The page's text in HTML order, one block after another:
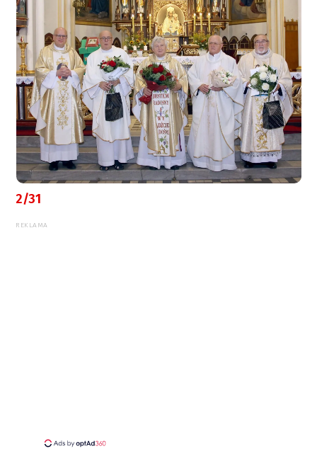
2/31
REKLAMA